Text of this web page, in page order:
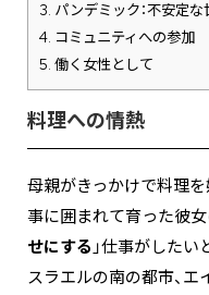
3. パンデミック：不安定
4. コミュニティへの参加
5. 働く女性として
料理への情熱
母親がきっかけで料理
事に囲まれて育った彼女
せにする 」仕事がした
スラエルの南の都市、